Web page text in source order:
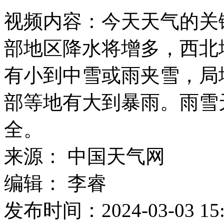
视频内容： 今天天气的关
部地区降水将增多，西
有小到中雪或雨夹雪，
部等地有大到暴雨。雨
全。
来源：
中国天气网
编辑：
李睿
发布时间： 2024-03-03